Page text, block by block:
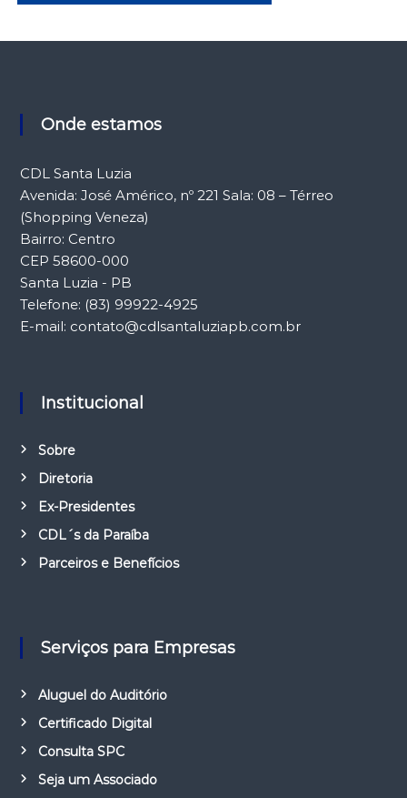
Onde estamos
CDL Santa Luzia
Avenida: José Américo, nº 221 Sala: 08 – Térreo
(Shopping Veneza)
Bairro: Centro
CEP 58600-000
Santa Luzia - PB
Telefone: (83) 99922-4925
E-mail: contato@cdlsantaluziapb.com.br
Institucional
Sobre
Diretoria
Ex-Presidentes
CDL´s da Paraíba
Parceiros e Benefícios
Serviços para Empresas
Aluguel do Auditório
Certificado Digital
Consulta SPC
Seja um Associado